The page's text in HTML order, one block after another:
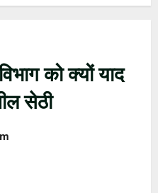
को क्यों याद
सेठी